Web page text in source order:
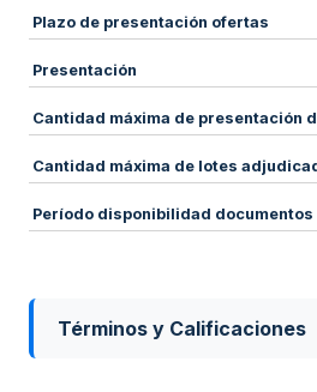
Plazo de presentación ofertas
Presentación
Cantidad máxima de presentación
Cantidad máxima de lotes
Período disponibilidad documentos
Términos y Calificaciones